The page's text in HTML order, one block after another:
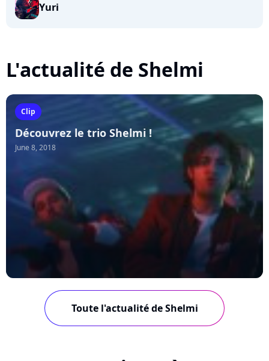
Yuri
L'actualité de Shelmi
Clip
Découvrez le trio Shelmi !
June 8, 2018
Toute l'actualité de Shelmi